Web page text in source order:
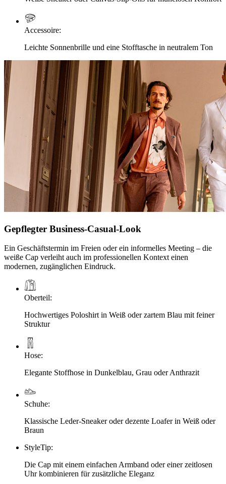
Accessoire:
Leichte Sonnenbrille und eine Stofftasche in neutralem Ton
Gepflegter Business-Casual-Look
Ein Geschäftstermin im Freien oder ein informelles Meeting – die
weiße Cap verleiht auch im professionellen Kontext einen
modernen, zugänglichen Eindruck.
Oberteil:
Hochwertiges Poloshirt in Weiß oder zartem Blau mit feiner
Struktur
Hose:
Elegante Stoffhose in Dunkelblau, Grau oder Anthrazit
Schuhe:
Klassische Leder-Sneaker oder dezente Loafer in Weiß oder
Braun
StyleTip:
Die Cap mit einem einfachen Armband oder einer zeitlosen
Uhr kombinieren für zusätzliche Eleganz